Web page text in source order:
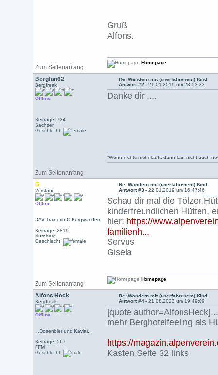
Gruß
Alfons.
Zum Seitenanfang
Homepage
Bergfan62
Bergfreak
Offline
Beiträge: 734
Sachsen
Geschlecht:
Re: Wandern mit (unerfahrenem) Kind
Antwort #2 -21.01.2019 um 23:53:33
Danke dir ....
Zum Seitenanfang
"Wenn nichts mehr läuft, dann lauf nicht auch
G
Vorstand
Offline
DAV-Trainerin C Bergwandern
Beiträge: 2819
Nürnberg
Geschlecht:
Re: Wandern mit (unerfahrenem) Kind
Antwort #3 -22.01.2019 um 16:47:46
Schau dir mal die Tölzer
kinderfreundlichen Hütten,
hier: https://
familienh...
Servus
Gisela
Zum Seitenanfang
Homepage
Alfons Heck
Bergfreak
Offline
...Dosenbier und Kaviar...
Beiträge: 567
FFM
Geschlecht:
Re: Wandern mit (unerfahrenem) Kind
Antwort #4 -21.08.2023 um 19:49:09
[quote
mehr Berghotelfeeling als
https://
Kasten Seite 32 links